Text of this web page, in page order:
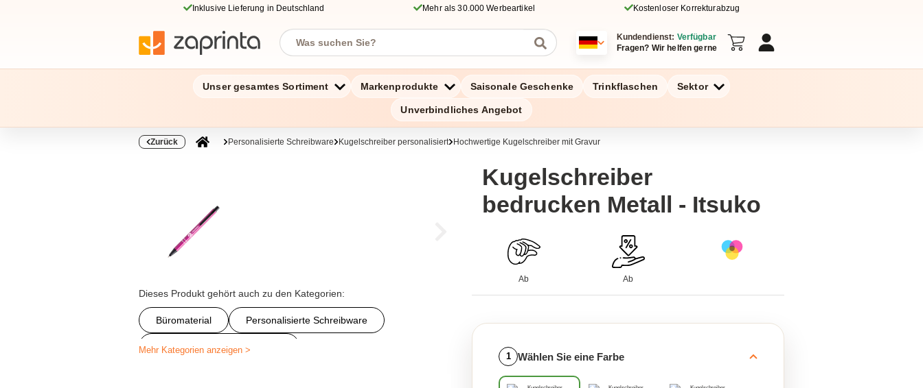
Inklusive Lieferung in Deutschland Mehr als 30.000 Werbeartikel Kostenloser Korrekturabzug
Kundendienst: Verfügbar
Fragen? Wir helfen gerne
Unser gesamtes Sortiment Markenprodukte Saisonale Geschenke Trinkflaschen Sektor
Unverbindliches Angebot
Zurück Personalisierte Schreibware Kugelschreiber personalisiert Hochwertige Kugelschreiber mit Gravur
Dieses Produkt gehört auch zu den Kategorien:
Büromaterial Personalisierte Schreibware
Kugelschreiber personalisiert
Mehr Kategorien anzeigen >
Kugelschreiber
bedrucken Metall - Itsuko
Ab Ab
1 Wählen Sie eine Farbe